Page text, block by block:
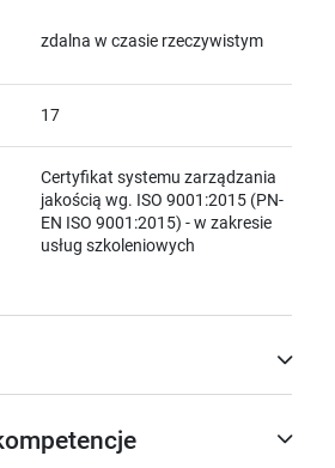
zdalna w czasie rzeczywistym
17
Certyfikat systemu zarządzania
jakością wg. ISO 9001:2015 (PN-
EN ISO 9001:2015) - w zakresie
usług szkoleniowych